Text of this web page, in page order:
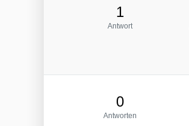
1
Antwort
0
Antworten